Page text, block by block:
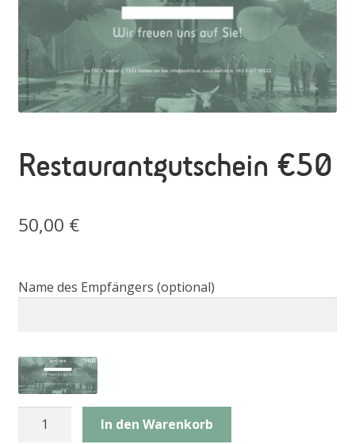
Restaurantgutschein €50
50,00 €
Name des Empfängers (optional)
RestaurantgutscheinIn den Warenkorb